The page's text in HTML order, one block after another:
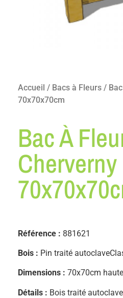
Accueil / Bacs à Fleurs /
70x70x70cm
Bac À
Cherverny
Référence : 881621
Bois : Pin traité
Dimensions : 70x70cm
Détails : Bois traité